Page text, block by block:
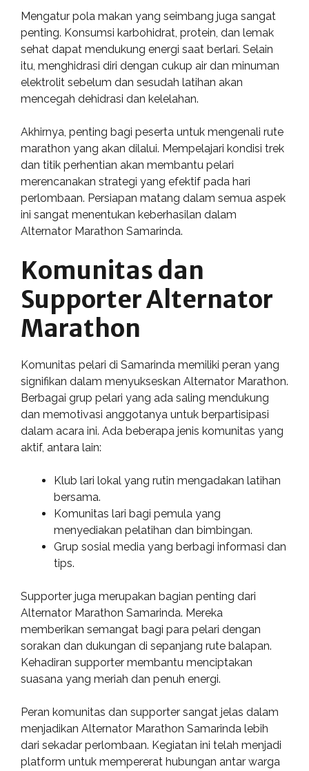
Mengatur pola makan yang seimbang juga sangat
penting. Konsumsi karbohidrat, protein, dan lemak
sehat dapat mendukung energi saat berlari. Selain
itu, menghidrasi diri dengan cukup air dan minuman
elektrolit sebelum dan sesudah latihan akan
mencegah dehidrasi dan kelelahan.
Akhirnya, penting bagi peserta untuk mengenali rute
marathon yang akan dilalui. Mempelajari kondisi trek
dan titik perhentian akan membantu pelari
merencanakan strategi yang efektif pada hari
perlombaan. Persiapan matang dalam semua aspek
ini sangat menentukan keberhasilan dalam
Alternator Marathon Samarinda.
Komunitas dan
Supporter Alternator
Marathon
Komunitas pelari di Samarinda memiliki peran yang
signifikan dalam menyukseskan Alternator Marathon.
Berbagai grup pelari yang ada saling mendukung
dan memotivasi anggotanya untuk berpartisipasi
dalam acara ini. Ada beberapa jenis komunitas yang
aktif, antara lain:
Klub lari lokal yang rutin mengadakan latihan
bersama.
Komunitas lari bagi pemula yang
menyediakan pelatihan dan bimbingan.
Grup sosial media yang berbagi informasi dan
tips.
Supporter juga merupakan bagian penting dari
Alternator Marathon Samarinda. Mereka
memberikan semangat bagi para pelari dengan
sorakan dan dukungan di sepanjang rute balapan.
Kehadiran supporter membantu menciptakan
suasana yang meriah dan penuh energi.
Peran komunitas dan supporter sangat jelas dalam
menjadikan Alternator Marathon Samarinda lebih
dari sekadar perlombaan. Kegiatan ini telah menjadi
platform untuk mempererat hubungan antar warga